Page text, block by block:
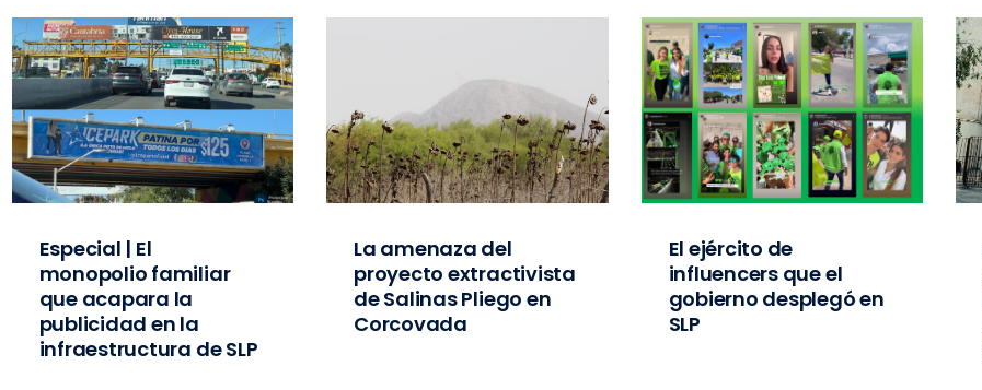
Especial | El
monopolio familiar
que acapara la
publicidad en la
infraestructura de SLP
La amenaza del
proyecto extractivista
de Salinas Pliego en
Corcovada
El ejército de
influencers que el
gobierno desplegó en
SLP